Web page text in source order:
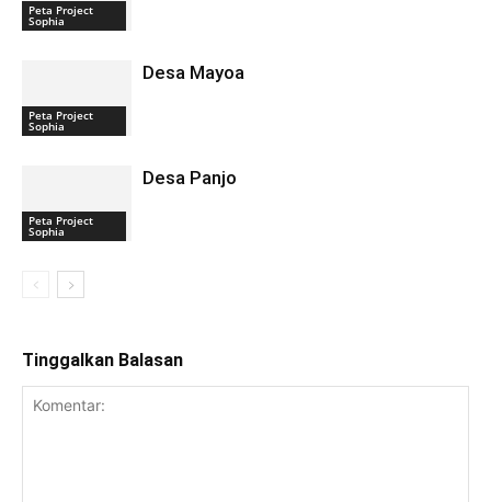
Peta Project
Sophia
Peta Project
Sophia
Desa Mayoa
Peta Project
Sophia
Desa Panjo
Tinggalkan Balasan